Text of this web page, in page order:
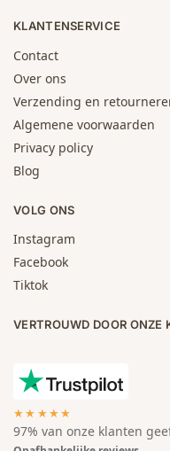
KLANTENSERVICE
Contact
Over ons
Verzending en
Algemene voorwaarden
Privacy policy
Blog
VOLG ONS
Instagram
Facebook
Tiktok
VERTROUWD DOOR ONZE
★★★★★
97% van onze klanten